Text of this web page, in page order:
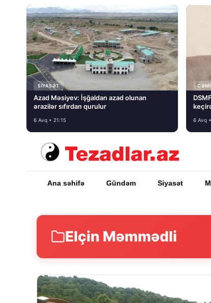
SIYASƏT
Azad Məsiyev: İşğaldan azad olunan
ərazilər sıfırdan qurulur
6 Avq • 21:15 6 Avq
Ana səhifə Gündəm Siyasət
Elçin Məmmədli